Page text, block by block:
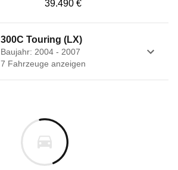
39.490 €
300C Touring (LX)
Baujahr: 2004 - 2007
7 Fahrzeuge anzeigen